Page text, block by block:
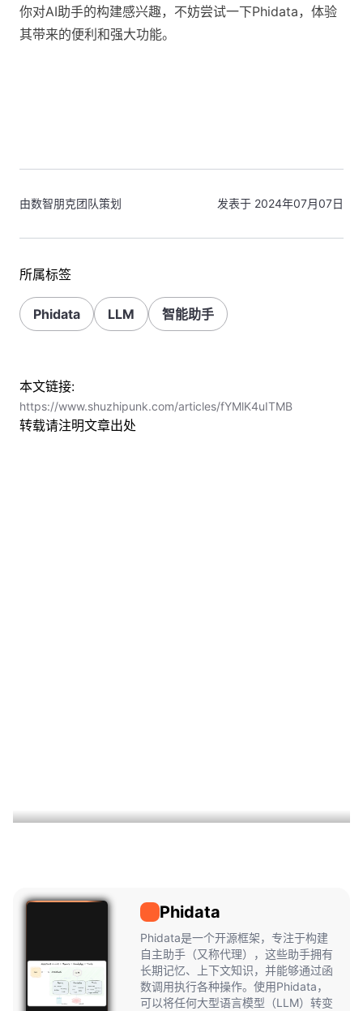
你对AI助手的构建感兴趣，不妨尝试一下Phidata，体验
其带来的便利和强大功能。
由数智朋克团队策划 发表于 2024年07月07日
所属标签
Phidata LLM 智能助手
本文链接:
https://www.shuzhipunk.com/articles/fYMlK4uITMB
转载请注明文章出处
Phidata
Phidata是一个开源框架，专注于构建
自主助手（又称代理），这些助手拥有
长期记忆、上下文知识，并能够通过函
数调用执行各种操作。使用Phidata，
可以将任何大型语言模型（LLM）转变